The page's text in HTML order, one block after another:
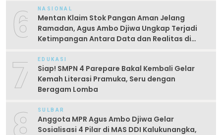
6 NASIONAL
Mentan Klaim Stok Pangan Aman Jelang
Ramadan, Agus Ambo Djiwa Ungkap Terjadi
Ketimpangan Antara Data dan Realitas di
7 EDUKASI
Siap! SMPN 4 Parepare Bakal Kembali Gelar
Kemah Literasi Pramuka, Seru dengan
Beragam Lomba
SULBAR
Anggota MPR Agus Ambo Djiwa Gelar
Sosialisasi 4 Pilar di MAS DDI Kalukunangka,